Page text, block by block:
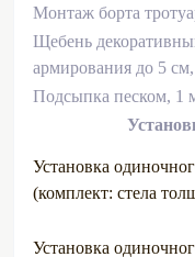
Монтаж борта
Щебень
армирования до 5
Подсыпка песком, 1
Установка
(комплект: стела
Установка